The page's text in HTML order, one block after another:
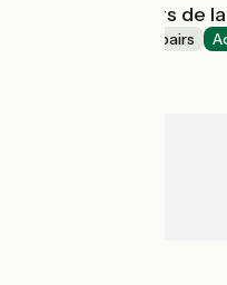
Station de Loisirs de
Bicycle rentals/ repairs